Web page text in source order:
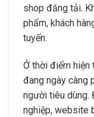
shop đăng tải.
phẩm, khách
tuyến.
Ở thời điểm hiện
đang ngày càng
người tiêu dùng.
nghiệp, website